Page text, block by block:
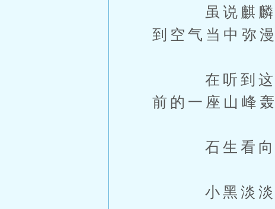
虽说麒麟一
到空气当中弥
在听到这些
前的一座山峰轰
石生看向小
小黑淡淡道